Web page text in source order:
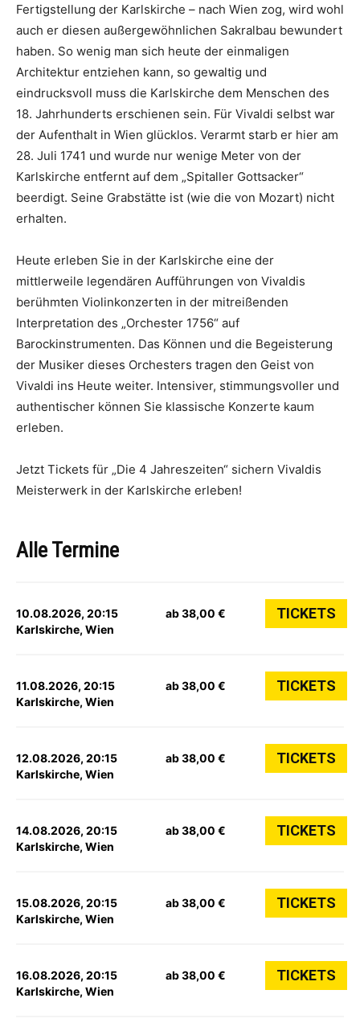
Fertigstellung der Karlskirche – nach Wien zog, wird wohl
auch er diesen außergewöhnlichen Sakralbau bewundert
haben. So wenig man sich heute der einmaligen
Architektur entziehen kann, so gewaltig und
eindrucksvoll muss die Karlskirche dem Menschen des
18. Jahrhunderts erschienen sein. Für Vivaldi selbst war
der Aufenthalt in Wien glücklos. Verarmt starb er hier am
28. Juli 1741 und wurde nur wenige Meter von der
Karlskirche entfernt auf dem „Spitaller Gottsacker“
beerdigt. Seine Grabstätte ist (wie die von Mozart) nicht
erhalten.
Heute erleben Sie in der Karlskirche eine der
mittlerweile legendären Aufführungen von Vivaldis
berühmten Violinkonzerten in der mitreißenden
Interpretation des „Orchester 1756“ auf
Barockinstrumenten. Das Können und die Begeisterung
der Musiker dieses Orchesters tragen den Geist von
Vivaldi ins Heute weiter. Intensiver, stimmungsvoller und
authentischer können Sie klassische Konzerte kaum
erleben.
Jetzt Tickets für „Die 4 Jahreszeiten“ sichern Vivaldis
Meisterwerk in der Karlskirche erleben!
Alle Termine
10.08.2026, 20:15
Karlskirche, Wien
ab 38,00 € TICKETS
11.08.2026, 20:15
Karlskirche, Wien
ab 38,00 € TICKETS
12.08.2026, 20:15
Karlskirche, Wien
ab 38,00 € TICKETS
14.08.2026, 20:15
Karlskirche, Wien
ab 38,00 € TICKETS
15.08.2026, 20:15
Karlskirche, Wien
ab 38,00 € TICKETS
16.08.2026, 20:15
Karlskirche, Wien
ab 38,00 € TICKETS